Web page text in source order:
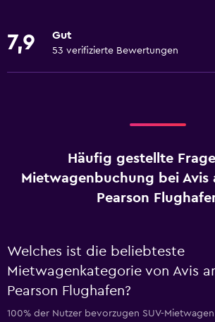
7,9 Gut
53 verifizierte Bewertungen
Häufig gestellte
Mietwagenbuchung bei Avis
Pearson
Welches ist die beliebteste
Mietwagenkategorie von Avis
Pearson Flughafen?
100% der Nutzer bevorzugen SUV-